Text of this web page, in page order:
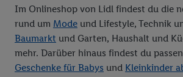
Im Onlineshop von Lidl findest du die
rund um Mode und Lifestyle, Technik
Baumarkt und Garten, Haushalt und
mehr. Darüber hinaus findest du
Geschenke für Babys und Kleinkinder
Die Impressen finden Sie hier.Unter
einzelne Verwendungszwecke oder Partner
auch für die nachfolgend schlagwortartig
und Funktionen im Rahmen des Einsatzes des
Werbung und Erfolgsmessung: